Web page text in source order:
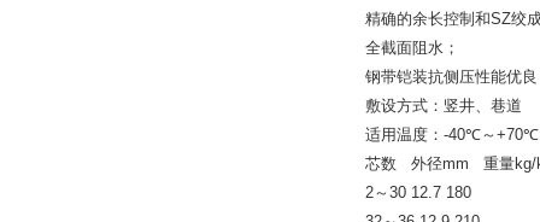
精确的余长控制和SZ绞
全截面阻水；
钢带铠装抗侧压性能优
敷设方式：竖井、巷道
适用温度： -40℃～ +70℃
芯数
外径mm 重量
2～ 30 12.7 180